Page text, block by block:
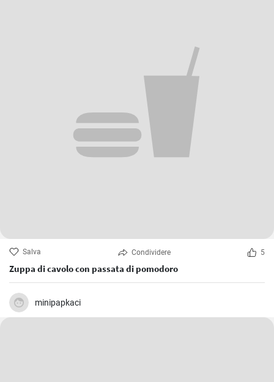
Salva Condividere 5
Zuppa di cavolo con passata di pomodoro
minipapkaci